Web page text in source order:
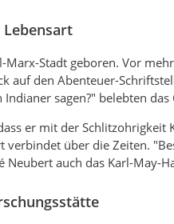
Stadt geboren. Vor
auf den Abenteuer-
sagen?" belebten das
er mit der Schlitzohrigkeit
über die Zeiten.
auch das Karl-May-